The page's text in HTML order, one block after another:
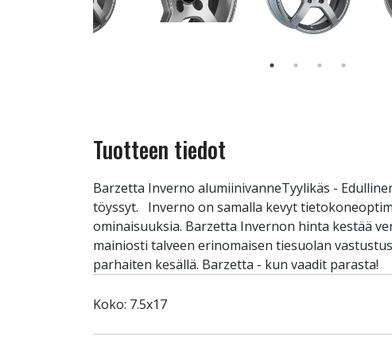
Tuotteen tiedot
Barzetta Inverno alumiinivanneTyylikäs -
töyssyt. Inverno on samalla kevyt
ominaisuuksia. Barzetta Invernon hinta kestää
mainiosti talveen erinomaisen tiesuolan
parhaiten kesällä. Barzetta - kun vaadit parasta!
Koko: 7.5x17